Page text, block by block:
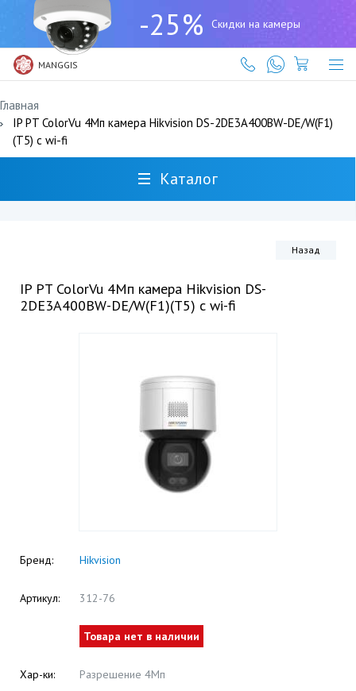
-25% Скидки на камеры
MANGGIS
(727)
317-
61-
61
Главная
IP PT ColorVu 4Мп камера Hikvision DS-2DE3A400BW-DE/W(F1)
(T5) с wi-fi
Каталог
Назад
IP PT ColorVu 4Мп камера Hikvision DS-
2DE3A400BW-DE/W(F1)(T5) с wi-fi
Бренд: Hikvision
Артикул: 312-76
Товара нет в наличии
Хар-ки: Разрешение 4Мп